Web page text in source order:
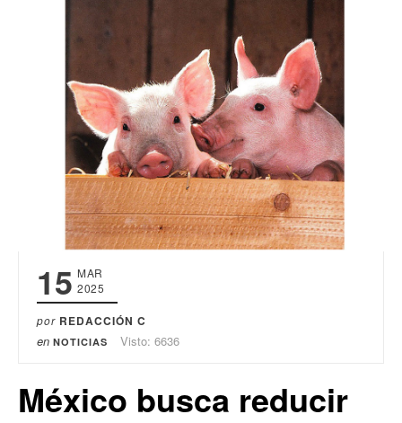
15 MAR
2025
por REDACCIÓN C
en NOTICIAS Visto: 6636
México busca reducir